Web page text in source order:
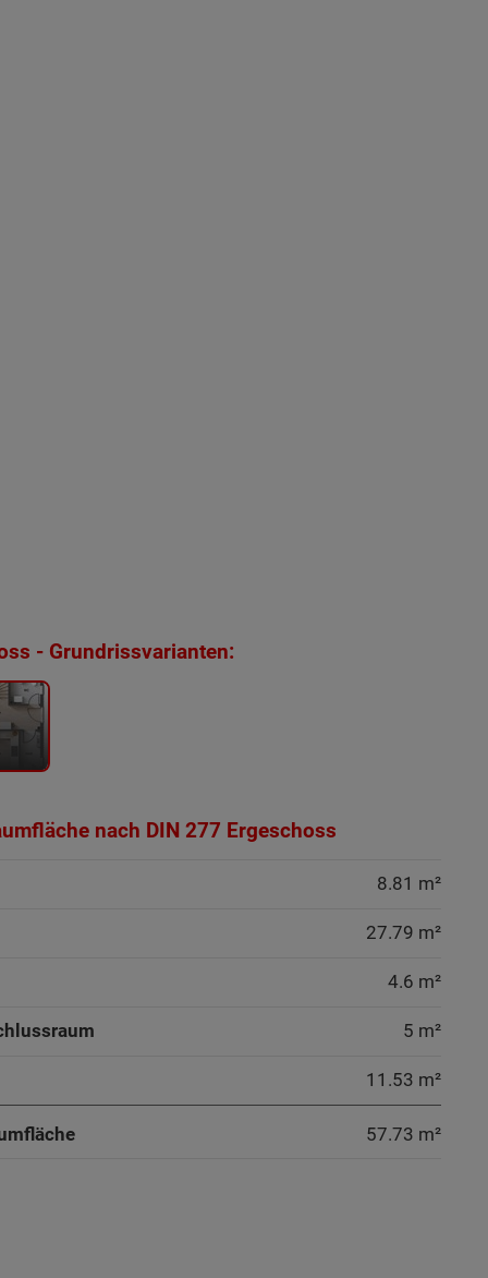
- Grundrissvarianten:
nach DIN 277 Ergeschoss
8.81 m²
27.79 m²
4.6 m²
5 m²
11.53 m²
57.73 m²